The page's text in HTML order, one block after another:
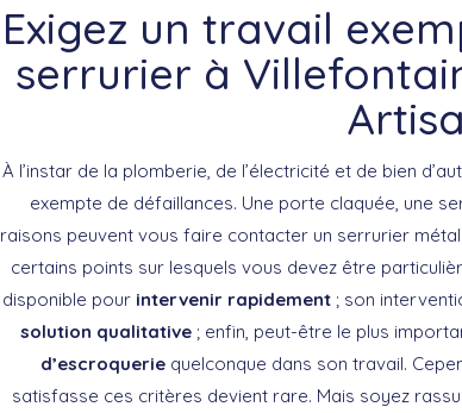
Exigez un travail
serrurier à
À l’instar de la plomberie, de l’électricité et de bien
exempte de défaillances. Une porte claquée, une
raisons peuvent vous faire contacter un serrurier
certains points sur lesquels vous devez être
disponible pour intervenir rapidement; son
solution qualitative; enfin, peut-être le plus
d’escroqueriequelconque dans son travail.
satisfasse ces critères devient rare. Mais soyez